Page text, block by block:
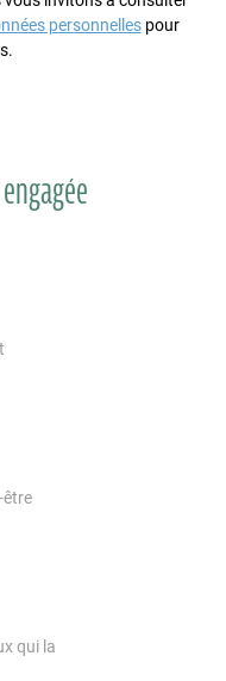
personnellespour
être
qui la